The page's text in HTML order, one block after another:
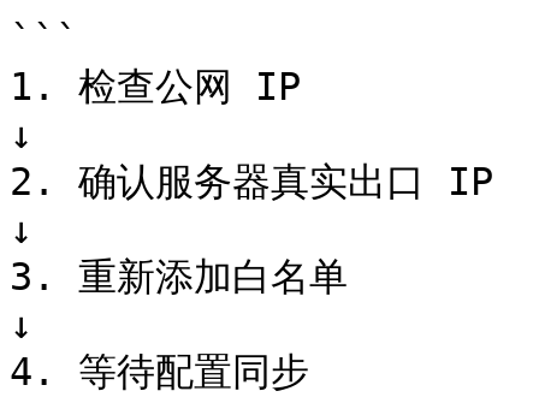
```
1. 检查公网 IP
↓
2. 确认服务器真实出口 IP
↓
3. 重新添加白名单
↓
4. 等待配置同步